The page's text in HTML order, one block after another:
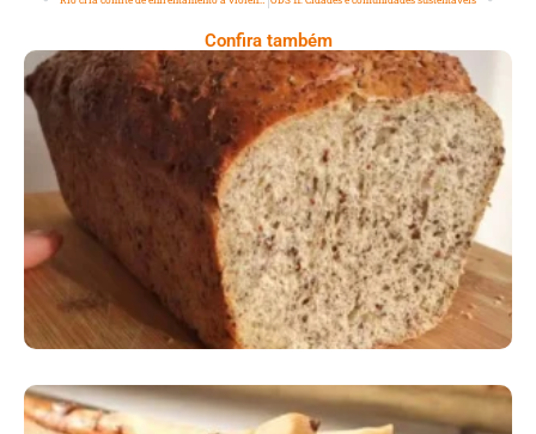
Confira também
Comer Bem: Pão Low Carb